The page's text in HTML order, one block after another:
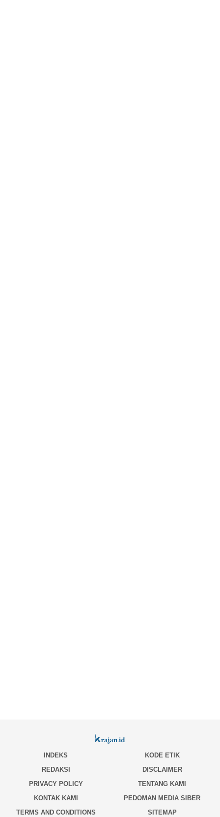
INDEKS
KODE ETIK
REDAKSI
DISCLAIMER
PRIVACY POLICY
TENTANG KAMI
KONTAK KAMI
PEDOMAN MEDIA SIBER
TERMS AND CONDITIONS
SITEMAP